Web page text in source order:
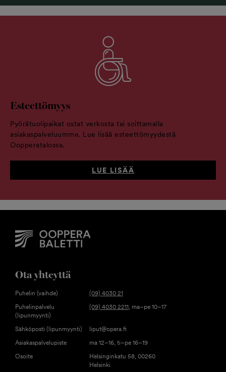
Esteettömyys
Pyörätuolipaikat ostat verkosta tai soittamalla
asiakaspalveluumme. Lue lisää esteettömyydestä
Oopperatalossa.
LUE LISÄÄ
Ota yhteyttä
Puhelin (vaihde)
(09) 4030 21
Puhelinpalvelu
(lipunmyynti)
(09) 4030 2211, ma–pe 10–17
Sähköposti (lipunmyynti)
liput@opera.fi
Asiakaspalvelupiste
ma 12–16, ti–pe 16–19
Osoite
Helsinginkatu 58, 00260
Helsinki